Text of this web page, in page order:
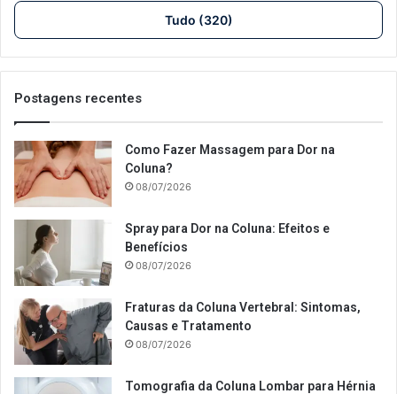
Tudo (320)
Postagens recentes
Como Fazer Massagem para Dor na
Coluna?
08/07/2026
Spray para Dor na Coluna: Efeitos e
Benefícios
08/07/2026
Fraturas da Coluna Vertebral: Sintomas,
Causas e Tratamento
08/07/2026
Tomografia da Coluna Lombar para Hérnia